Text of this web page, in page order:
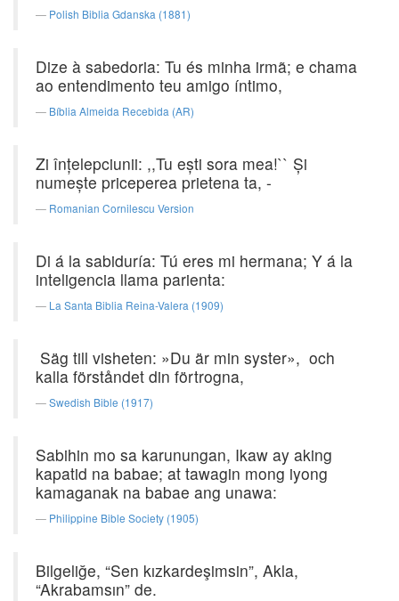
Polish Biblia Gdanska (1881)
Dize à sabedoria: Tu és minha irmã; e chama
ao entendimento teu amigo íntimo,
Bíblia Almeida Recebida (AR)
Zi înţelepciunii: ,,Tu eşti sora mea!`` Şi
numeşte priceperea prietena ta, -
Romanian Cornilescu Version
Di á la sabiduría: Tú eres mi hermana; Y á la
inteligencia llama parienta:
La Santa Biblia Reina-Valera (1909)
Säg till visheten: »Du är min syster», och
kalla förståndet din förtrogna,
Swedish Bible (1917)
Sabihin mo sa karunungan, Ikaw ay aking
kapatid na babae; at tawagin mong iyong
kamaganak na babae ang unawa:
Philippine Bible Society (1905)
Bilgeliğe, “Sen kızkardeşimsin”, Akla,
“Akrabamsın” de.